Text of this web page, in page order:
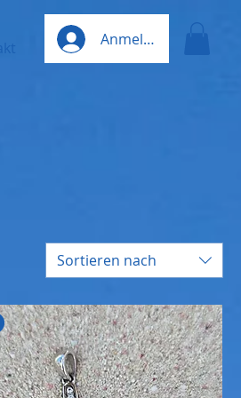
Anmelden
Sortieren nach